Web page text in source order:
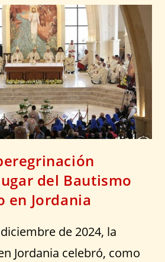
del Bautismo
en Jordania
de 2024, la
Jordania celebró, como